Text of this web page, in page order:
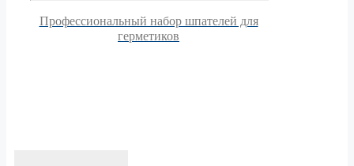
Профессиональный набор шпателей для
герметиков